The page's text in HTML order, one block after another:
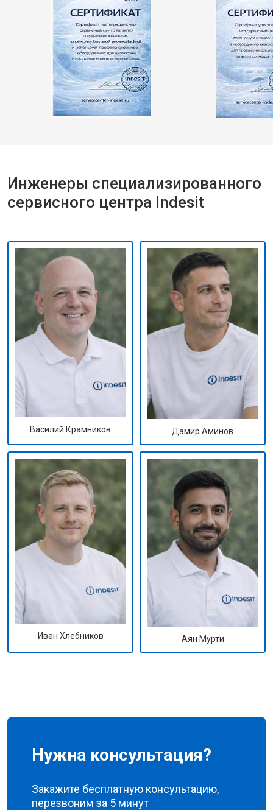
Инженеры специализированного
сервисного центра Indesit
Василий Крамников Дамир Аминов
Иван Хлебников Аян Мурти
Нужна консультация?
Закажите бесплатную консультацию,
перезвоним за 5 минут